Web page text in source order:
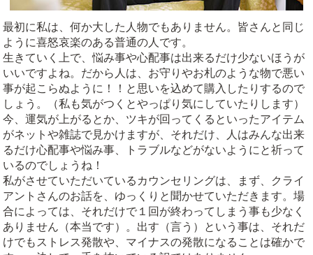
最初に私は、何か大した人物でもありません。皆さんと同じ
ように喜怒哀楽のある普通の人です。
生きていく上で、悩み事や心配事は出来るだけ少ないほうが
いいですよね。だから人は、お守りやお札のような物で悪い
事が起こらぬように！！と思いを込めて購入したりするので
しょう。（私も気がつくとやっぱり気にしていたりします）
今、運気が上がるとか、ツキが回ってくるといったアイテム
がネットや雑誌で見かけますが、それだけ、人はみんな出来
るだけ心配事や悩み事、トラブルなどがないようにと祈って
いるのでしょうね！
私がさせていただいているカウンセリングは、まず、クライ
アントさんのお話を、ゆっくりと聞かせていただきます。場
合によっては、それだけで１回が終わってしまう事も少なく
ありません（本当です）。出す（言う）という事は、それだ
けでもストレス発散や、マイナスの発散になることは確かで